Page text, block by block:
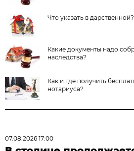
Что указать в дарственной?
Какие документы надо
наследства?
Как и где получить
нотариуса?
07.08.2026 17:00